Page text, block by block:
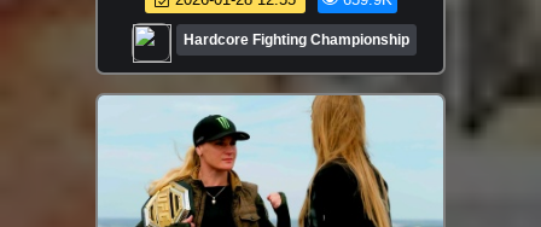
Hardcore Fighting Championship